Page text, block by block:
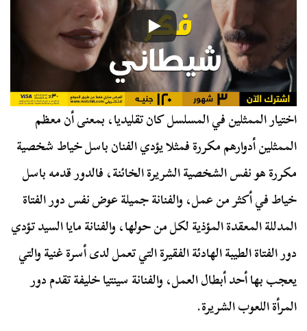
اختيار الممثلين في المسلسل كان تقليديا، بمعنى أن معظم
الممثلين أدوارهم مكررة فمثلا يؤدي الفنان باسل خياط شخصية
مكررة هو نفس الشخصية الشريرة الخائنة، فالدور قدمه باسل
خياط في أكثر من عمل، والفنانة جميلة عوض نفس دور الفتاة
المدللة المعقدة المؤذية لكل من حولها، والفنانة مايا السيد تؤدي
دور الفتاة الطيبة الهادئة الفقيرة التي تعمل لدى أسرة غنية والتي
يعجب بها أحد أبطال العمل، والفنانة سينتيا خليفة تقدم دور
المرأة اللعوب الشريرة.